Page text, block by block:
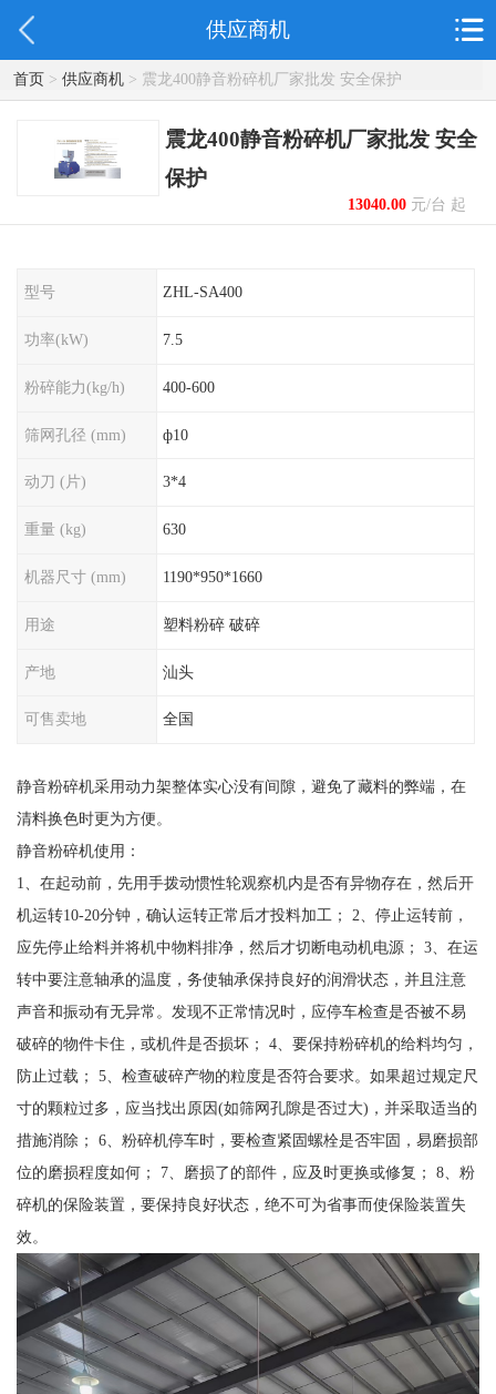
供应商机
首页> 供应商机> 震龙400静音粉碎机厂家批发 安全保护
震龙400静音粉碎机厂家批发 安全
保护
13040.00元/台 起
型号 ZHL-SA400
功率(kW) 7.5
粉碎能力(kg/h) 400-600
筛网孔径 (mm) ф10
动刀 (片) 3*4
重量 (kg) 630
机器尺寸 (mm) 1190*950*1660
用途 塑料粉碎 破碎
产地 汕头
可售卖地 全国
静音粉碎机采用动力架整体实心没有间隙，避免了藏料的弊端，在
清料换色时更为方便。
静音粉碎机使用：
1、在起动前，先用手拨动惯性轮观察机内是否有异物存在，然后开
机运转10-20分钟，确认运转正常后才投料加工； 2、停止运转前，
应先停止给料并将机中物料排净，然后才切断电动机电源； 3、在运
转中要注意轴承的温度，务使轴承保持良好的润滑状态，并且注意
声音和振动有无异常。发现不正常情况时，应停车检查是否被不易
破碎的物件卡住，或机件是否损坏； 4、要保持粉碎机的给料均匀，
防止过载； 5、检查破碎产物的粒度是否符合要求。如果超过规定尺
寸的颗粒过多，应当找出原因(如筛网孔隙是否过大)，并采取适当的
措施消除； 6、粉碎机停车时，要检查紧固螺栓是否牢固，易磨损部
位的磨损程度如何； 7、磨损了的部件，应及时更换或修复； 8、粉
碎机的保险装置，要保持良好状态，绝不可为省事而使保险装置失
效。